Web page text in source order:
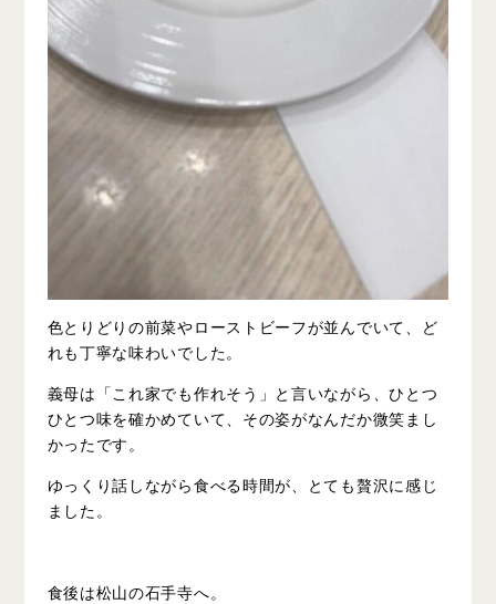
色とりどりの前菜やローストビーフが並んでいて、ど
れも丁寧な味わいでした。
義母は「これ家でも作れそう」と言いながら、ひとつ
ひとつ味を確かめていて、その姿がなんだか微笑まし
かったです。
ゆっくり話しながら食べる時間が、とても贅沢に感じ
ました。
食後は松山の石手寺へ。